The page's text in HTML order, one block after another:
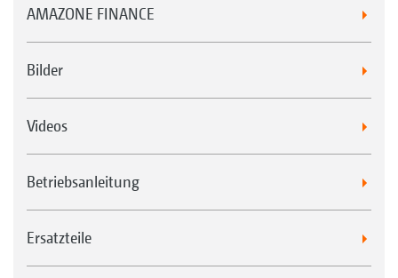
AMAZONE FINANCE
Bilder
Videos
Betriebsanleitung
Ersatzteile